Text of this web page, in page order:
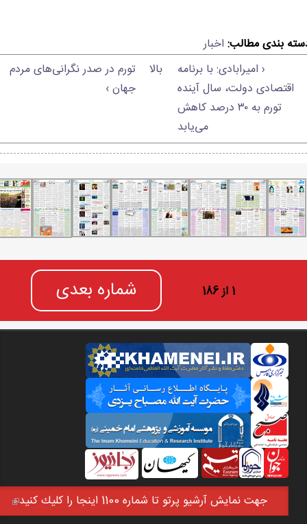
بندی مطالب: اخبار
‹ امیرابادی: با برنامه
اقتصادی دولت، سال آینده
تورم به ۳۰ درصد کاهش
می‌یابد
بالا
تورم در صدر نگرانی‌های مردم
جهان ›
1 از 186 شماره بعدی
جهت نمايش آرشيو پرتو تا شماره 1100 اينجا را كليك كنيد